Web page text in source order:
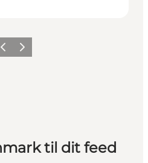
ForrigeNæste
til dit feed